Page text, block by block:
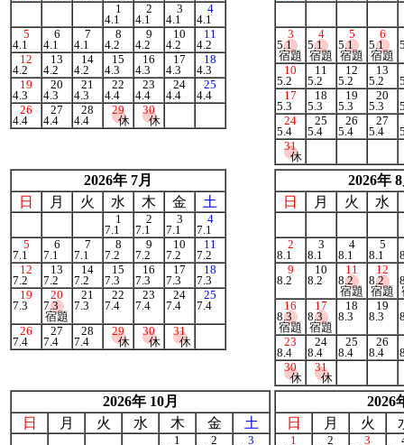
1
4.1
2
4.1
3
4.1
4
4.1
5
4.1
6
4.1
7
4.1
8
4.2
9
4.2
10
4.2
11
4.2
12
4.2
13
4.2
14
4.2
15
4.3
16
4.3
17
4.3
18
4.3
19
4.3
20
4.3
21
4.3
22
4.4
23
4.4
24
4.4
25
4.4
26
4.4
27
4.4
28
4.4
29
休
30
休
3
5.1
宿題
4
5.1
宿題
5
5.1
宿題
6
5.1
宿題
10
5.2
11
5.2
12
5.2
13
5.2
17
5.3
18
5.3
19
5.3
20
5.3
24
5.4
25
5.4
26
5.4
27
5.4
31
休
2026年 7月
日
月 火 水 木 金 土
1
7.1
2
7.1
3
7.1
4
7.1
5
7.1
6
7.1
7
7.1
8
7.2
9
7.2
10
7.2
11
7.2
12
7.2
13
7.2
14
7.2
15
7.3
16
7.3
17
7.3
18
7.3
19
7.3
20
7.3
宿題
21
7.3
22
7.4
23
7.4
24
7.4
25
7.4
26
7.4
27
7.4
28
7.4
29
休
30
休
31
休
2026年
日
月 火 水
2
8.1
3
8.1
4
8.1
5
8.1
9
8.2
10
8.2
11
8.2
宿題
12
8.2
宿題
16
8.3
宿題
17
8.3
宿題
18
8.3
19
8.3
23
8.4
24
8.4
25
8.4
26
8.4
30
休
31
休
2026年 10月
日
月 火 水 木 金 土
1
2
3
2026
日
月 火
1
2
3